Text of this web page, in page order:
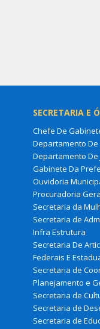
SECRETARIA E
Chefe De
Departamento De
Departamento De
Gabinete Da
Ouvidoria
Procuradoria
Secretaria da
Secretaria de
Infra Estrutura
Secretaria De
Federais E
Secretaria de
Planejamento e
Secretaria de
Secretaria de
Secretaria de